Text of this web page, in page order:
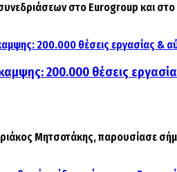
στο Eurogroup και
200.000 θέσεις
Μητσοτάκης, παρουσίασε